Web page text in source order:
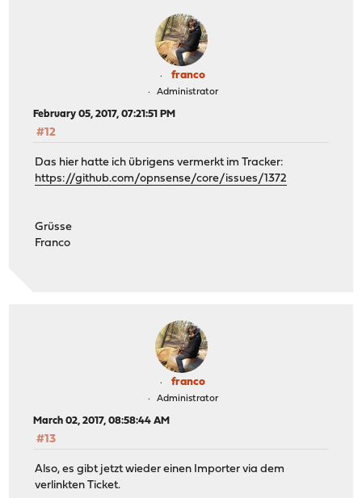
franco
Administrator
February 05, 2017, 07:21:51 PM
#12
Das hier hatte ich übrigens vermerkt im Tracker:
https://github.com/opnsense/core/issues/1372
Grüsse
Franco
franco
Administrator
March 02, 2017, 08:58:44 AM
#13
Also, es gibt jetzt wieder einen Importer via dem
verlinkten Ticket.